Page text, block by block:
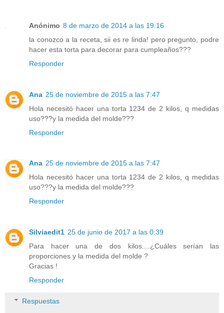
Anónimo 8 de marzo de 2014 a las 19:16
la conozco a la receta, sii es re linda! pero pregunto, podre
hacer esta torta para decorar para cumpleaños???
Responder
Ana 25 de noviembre de 2015 a las 7:47
Hola necesitó hacer una torta 1234 de 2 kilos, q medidas
uso???y la medida del molde???
Responder
Ana 25 de noviembre de 2015 a las 7:47
Hola necesitó hacer una torta 1234 de 2 kilos, q medidas
uso???y la medida del molde???
Responder
Silviaedit1 25 de junio de 2017 a las 0:39
Para hacer una de dos kilos....¿Cuáles serían las
proporciones y la medida del molde ?
Gracias !
Responder
Respuestas